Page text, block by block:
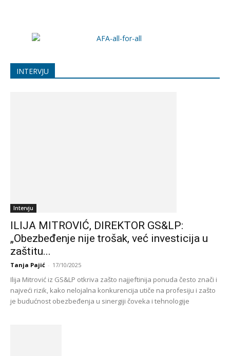
INTERVJU
Intervju
ILIJA MITROVIĆ, DIREKTOR GS&LP:
„Obezbeđenje nije trošak, već investicija u
zaštitu...
Tanja Pajić - 17/10/2025
Ilija Mitrović iz GS&LP otkriva zašto najjeftinija ponuda često znači i
najveći rizik, kako nelojalna konkurencija utiče na profesiju i zašto
je budućnost obezbeđenja u sinergiji čoveka i tehnologije